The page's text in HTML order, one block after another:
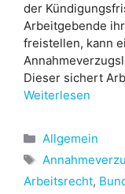
der
Arbeitgebende
freistellen, kann
Dieser sichert
Weiterlesen
Kategorien
Allgemein
Schlagwörter
Arbeitsrecht,